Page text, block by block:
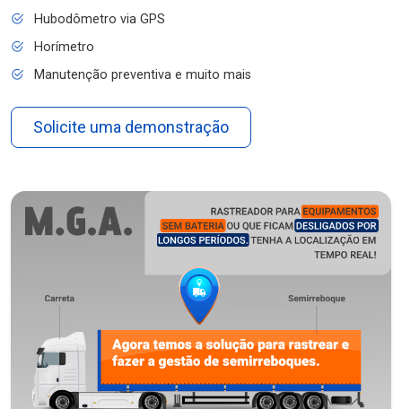
Hubodômetro via GPS
Horímetro
Manutenção preventiva e muito mais
Solicite uma demonstração